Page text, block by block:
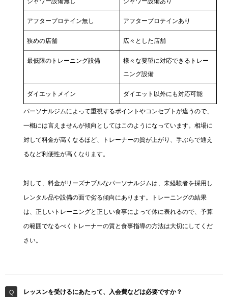
アフタープロテイン無し アフタープロテインあり
狭めの店舗 広々とした店舗
最低限のトレーニング設備
様々な要望に対応できるトレー
ニング設備
ダイエットメイン ダイエット以外にも対応可能
パーソナルジムによって重視するポイントやコンセプトが違うので、
一概には言えませんが傾向としてはこのようになっています。相場に
対して料金が高くなるほど、トレーナーの質が上がり、手ぶらで通え
るなど利便性が高くなります。
対して、料金がリーズナブルなパーソナルジムは、未経験者を採用し
レンタル品や設備の面で劣る傾向にあります。トレーニングの結果
は、正しいトレーニングと正しい食事によって体に表れるので、予算
の範囲でなるべくトレーナーの質と食事指導の方法は大切にしてくだ
さい。
レッスンを受けるにあたって、入会費などは必要ですか？